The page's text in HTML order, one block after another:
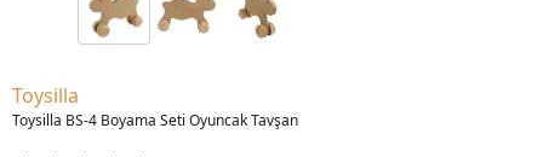
Toysilla
Toysilla BS-4 Boyama Seti Oyuncak Tavşan